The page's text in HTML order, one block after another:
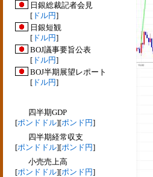
日銀総裁記者会見
[ ドル円]
日銀短観
[ ドル円]
BOJ議事要旨公表
[ ドル円]
BOJ半期展望レポート
[ ドル円]
四半期GDP
[ポンドドル][ポンド円]
四半期経常収支
[ポンドドル][ポンド円]
小売売上高
[ポンドドル][ポンド円]